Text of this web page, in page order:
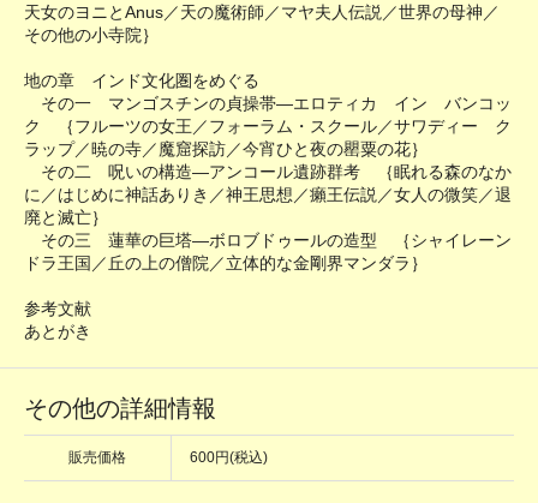
天女のヨニとAnus／天の魔術師／マヤ夫人伝説／世界の母神／
その他の小寺院｝
地の章 インド文化圏をめぐる
その一 マンゴスチンの貞操帯―エロティカ イン バンコッ
ク ｛フルーツの女王／フォーラム・スクール／サワディー ク
ラップ／暁の寺／魔窟探訪／今宵ひと夜の罌粟の花｝
その二 呪いの構造―アンコール遺跡群考 ｛眠れる森のなか
に／はじめに神話ありき／神王思想／癩王伝説／女人の微笑／退
廃と滅亡｝
その三 蓮華の巨塔―ボロブドゥールの造型 ｛シャイレーン
ドラ王国／丘の上の僧院／立体的な金剛界マンダラ｝
参考文献
あとがき
その他の詳細情報
販売価格 600円(税込)